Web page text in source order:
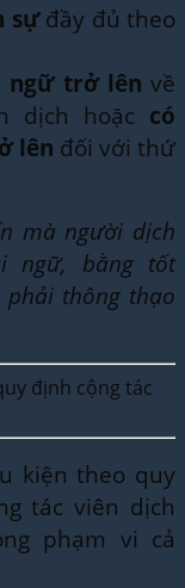
sựđầy đủ theo
ngữ trở lên về
dịch hoặc có
lên đối với thứ
mà người dịch
ngữ, bằng tốt
thông thạo
định cộng tác
kiện theo quy
tác viên dịch
phạm vi cả